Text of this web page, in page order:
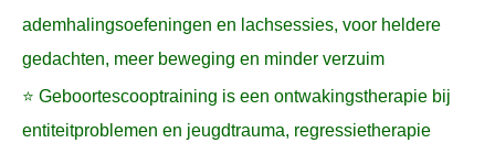
ademhalingsoefeningen en lachsessies, voor heldere
gedachten, meer beweging en minder verzuim
⭐ Geboortescooptraining is een ontwakingstherapie bij
entiteitproblemen en jeugdtrauma, regressietherapie